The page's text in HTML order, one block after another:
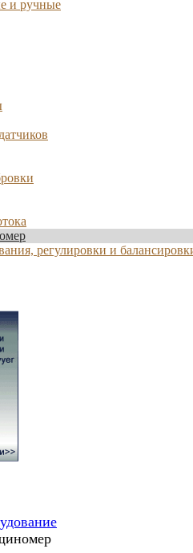
и ручные
регулировки и